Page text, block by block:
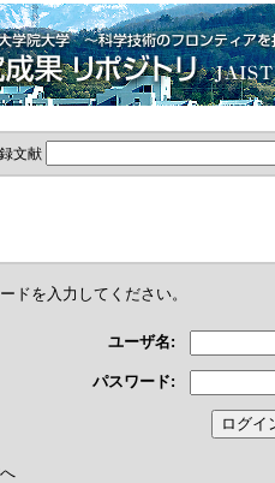
文献
ドを入力してください。
ユーザ名:
パスワード: